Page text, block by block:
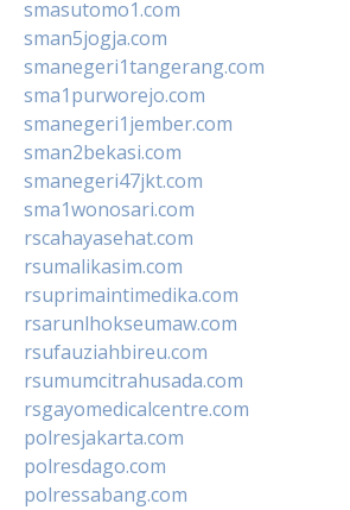
smasutomo1.com
sman5jogja.com
smanegeri1tangerang.com
sma1purworejo.com
smanegeri1jember.com
sman2bekasi.com
smanegeri47jkt.com
sma1wonosari.com
rscahayasehat.com
rsumalikasim.com
rsuprimaintimedika.com
rsarunlhokseumaw.com
rsufauziahbireu.com
rsumumcitrahusada.com
rsgayomedicalcentre.com
polresjakarta.com
polresdago.com
polressabang.com